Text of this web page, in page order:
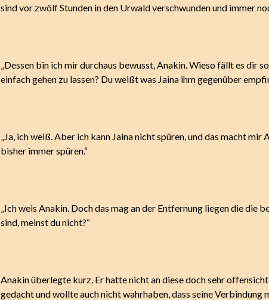
sind vor zwölf Stunden in den Urwald verschwunden und immer
„Dessen bin ich mir durchaus bewusst, Anakin. Wieso fällt es dir
einfach gehen zu lassen? Du weißt was Jaina ihm gegenüber
„Ja, ich weiß. Aber ich kann Jaina nicht spüren, und das macht mir
bisher immer spüren.“
„Ich weis Anakin. Doch das mag an der Entfernung liegen die die
sind, meinst du nicht?“
Anakin überlegte kurz. Er hatte nicht an diese doch sehr
gedacht und wollte auch nicht wahrhaben, dass seine Verbindung